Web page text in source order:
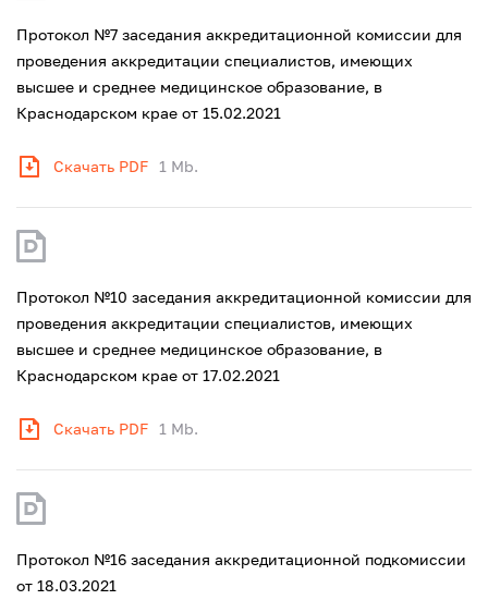
Протокол №7 заседания аккредитационной комиссии для
проведения аккредитации специалистов, имеющих
высшее и среднее медицинское образование, в
Краснодарском крае от 15.02.2021
Скачать PDF 1 Mb.
Протокол №10 заседания аккредитационной комиссии для
проведения аккредитации специалистов, имеющих
высшее и среднее медицинское образование, в
Краснодарском крае от 17.02.2021
Скачать PDF 1 Mb.
Протокол №16 заседания аккредитационной подкомиссии
от 18.03.2021